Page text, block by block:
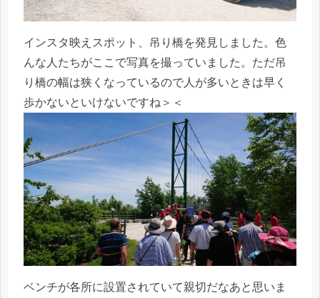
インスタ映えスポット、吊り橋を発見しました。色
んな人たちがここで写真を撮っていました。ただ吊
り橋の幅は狭くなっているので人が多いときは早く
歩かないといけないですね＞＜
ベンチが各所に設置されていて親切だなあと思いま